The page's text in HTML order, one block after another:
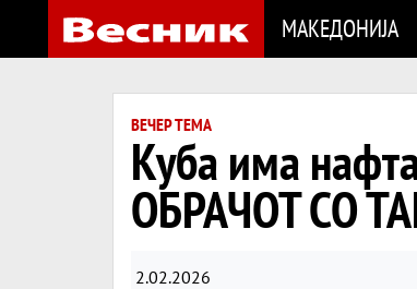
МАКЕДОНИЈА
ВЕЧЕР ТЕМА
Куба има
ОБРАЧОТ СО
2.02.2026